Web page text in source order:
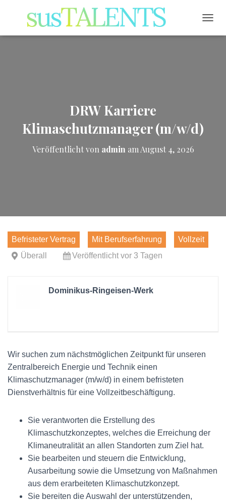
DRW Karriere
Klimaschutzmanager (m/w/d)
Veröffentlicht von admin am August 4, 2026
Befristeter Vertrag Mit Berufserfahrung
Vollzeit
Überall
Veröffentlicht vor 3 Tagen
Dominikus-Ringeisen-Werk
Wir suchen zum nächstmöglichen Zeitpunkt für unseren
Zentralbereich Energie und Technik einen
Klimaschutzmanager (m/w/d) in einem befristeten
Dienstverhältnis für eine Vollzeitbeschäftigung.
Sie verantworten die Erstellung des
Klimaschutzkonzeptes, welches die Erreichung der
Klimaneutralität an allen Standorten zum Ziel hat.
Sie bearbeiten und steuern die Entwicklung,
Ausarbeitung sowie die Umsetzung von Maßnahmen
aus dem erarbeiteten Klimaschutzkonzept.
Sie bereiten die Auswahl der unterstützenden,